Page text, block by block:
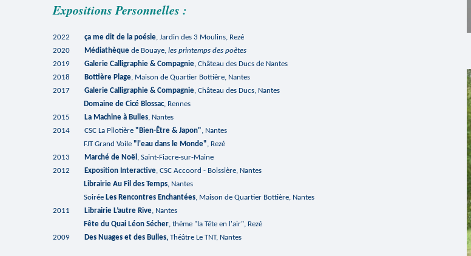
Expositions Personnelles :
2022 ça me dit de la poésie, Jardin des 3 Moulins, Rezé
2020
Médiathèque de Bouaye, les printemps des poètes
2019
Galerie Calligraphie & Compagnie, Château des Ducs de Nantes
2018
Bottière Plage, Maison de Quartier Bottière, Nantes
2017
Galerie Calligraphie & Compagnie, Château des Ducs, Nantes
Domaine de Cicé Blossac, Rennes
2015
La Machine à Bulles, Nantes
2014
CSC La Pilotière "Bien-Être & Japon", Nantes
FJT Grand Voile "l'eau dans le Monde", Rezé
2013
Marché de Noël , Saint-Fiacre-sur-Maine
2012
Exposition Interactive, CSC Accoord - Boissière, Nantes
Librairie Au Fil des Temps, Nantes
Soirée Les Rencontres Enchantées, Maison de Quartier Bottière, Nantes
2011
Librairie L’autre Rive, Nantes
Fête du Quai Léon Sécher, thème "la Tête en l'air", Rezé
2009
Des Nuages et des Bulles, Théâtre Le TNT, Nantes